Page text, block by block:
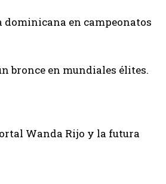
dominicana en campeonatos
bronce en mundiales élites.
Wanda Rijo y la futura